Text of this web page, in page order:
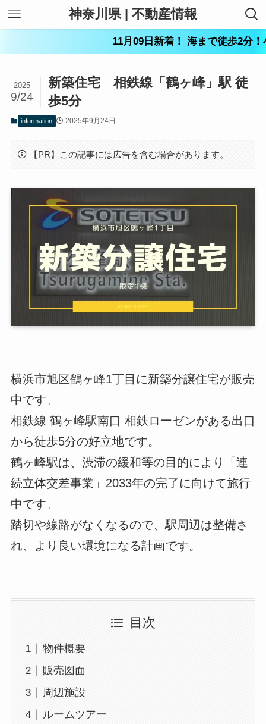
神奈川県 | 不動産情報
11月09日新着！ 海まで徒歩2分！小田
新築住宅 相鉄線「鶴ヶ峰」駅 徒
歩5分
2025
9/24
information 2025年9月24日
【PR】この記事には広告を含む場合があります。
横浜市旭区鶴ヶ峰1丁目に新築分譲住宅が販売
中です。
相鉄線 鶴ヶ峰駅南口 相鉄ローゼンがある出口
から徒歩5分の好立地です。
鶴ヶ峰駅は、渋滞の緩和等の目的により「連
続立体交差事業」2033年の完了に向けて施行
中です。
踏切や線路がなくなるので、駅周辺は整備さ
れ、より良い環境になる計画です。
目次
物件概要
販売図面
周辺施設
ルームツアー